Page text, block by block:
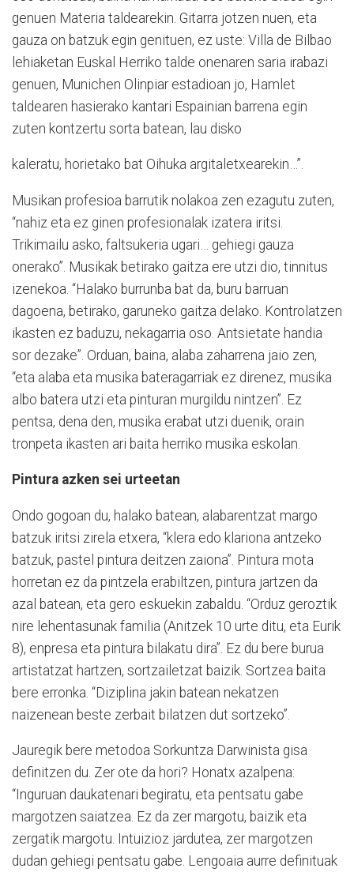
genuen Materia taldearekin. Gitarra jotzen nuen, eta
gauza on batzuk egin genituen, ez uste: Villa de Bilbao
lehiaketan Euskal Herriko talde onenaren saria irabazi
genuen, Munichen Olinpiar estadioan jo, Hamlet
taldearen hasierako kantari Espainian barrena egin
zuten kontzertu sorta batean, lau disko
kaleratu, horietako bat Oihuka argitaletxearekin…”.
Musikan profesioa barrutik nolakoa zen ezagutu zuten,
“nahiz eta ez ginen profesionalak izatera iritsi.
Trikimailu asko, faltsukeria ugari… gehiegi gauza
onerako”. Musikak betirako gaitza ere utzi dio, tinnitus
izenekoa. “Halako burrunba bat da, buru barruan
dagoena, betirako, garuneko gaitza delako. Kontrolatzen
ikasten ez baduzu, nekagarria oso. Antsietate handia
sor dezake”. Orduan, baina, alaba zaharrena jaio zen,
“eta alaba eta musika bateragarriak ez direnez, musika
albo batera utzi eta pinturan murgildu nintzen”. Ez
pentsa, dena den, musika erabat utzi duenik, orain
tronpeta ikasten ari baita herriko musika eskolan.
Pintura azken sei urteetan
Ondo gogoan du, halako batean, alabarentzat margo
batzuk iritsi zirela etxera, “klera edo klariona antzeko
batzuk, pastel pintura deitzen zaiona”. Pintura mota
horretan ez da pintzela erabiltzen, pintura jartzen da
azal batean, eta gero eskuekin zabaldu. “Orduz geroztik
nire lehentasunak familia (Anitzek 10 urte ditu, eta Eurik
8), enpresa eta pintura bilakatu dira”. Ez du bere burua
artistatzat hartzen, sortzailetzat baizik. Sortzea baita
bere erronka. “Diziplina jakin batean nekatzen
naizenean beste zerbait bilatzen dut sortzeko”.
Jauregik bere metodoa Sorkuntza Darwinista gisa
definitzen du. Zer ote da hori? Honatx azalpena:
“Inguruan daukatenari begiratu, eta pentsatu gabe
margotzen saiatzea. Ez da zer margotu, baizik eta
zergatik margotu. Intuizioz jardutea, zer margotzen
dudan gehiegi pentsatu gabe. Lengoaia aurre definituak